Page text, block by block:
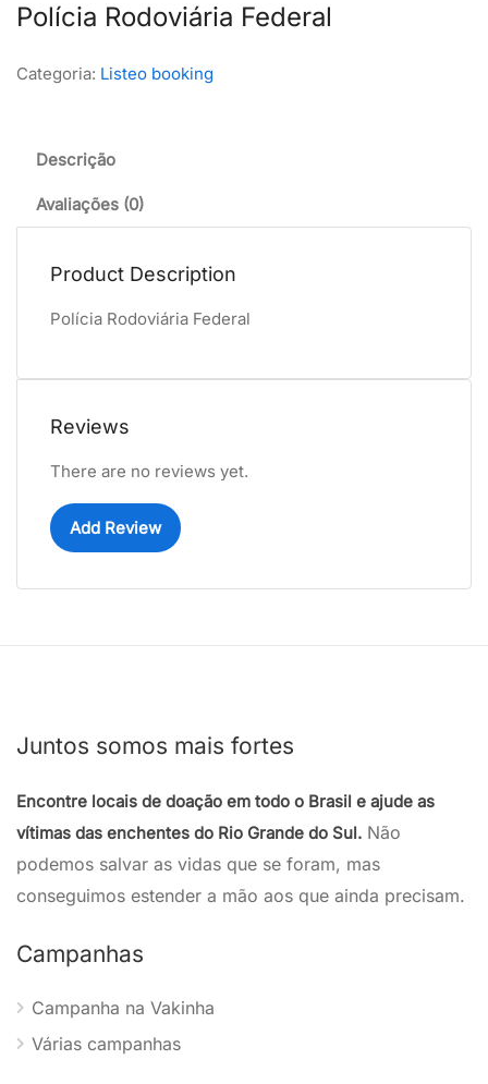
Polícia Rodoviária Federal
Categoria: Listeo booking
Descrição
Avaliações (0)
Product Description
Polícia Rodoviária Federal
Reviews
There are no reviews yet.
Add Review
Juntos somos mais fortes
Encontre locais de doação em todo o Brasil e ajude as
vítimas das enchentes do Rio Grande do Sul. Não
podemos salvar as vidas que se foram, mas
conseguimos estender a mão aos que ainda precisam.
Campanhas
Campanha na Vakinha
Várias campanhas